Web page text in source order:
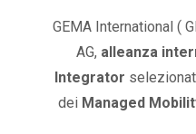
GEMA International (
AG, alleanza
Integrator
dei Managed